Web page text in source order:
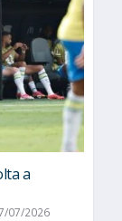
a
07/2026